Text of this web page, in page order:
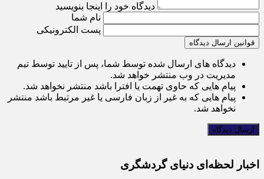
دیدگاه خود را اینجا بنویسید
نام شما
پست الکترونیکی
قوانین ارسال دیدگاه
دیدگاه های ارسال شده توسط شما، پس از تایید توسط تیم
مدیریت در وب منتشر خواهد شد.
پیام هایی که حاوی تهمت یا افترا باشد منتشر نخواهد شد.
پیام هایی که به غیر از زبان فارسی یا غیر مرتبط باشد منتشر
نخواهد شد.
اخبار لحظه‌ای دنیای گردشگری